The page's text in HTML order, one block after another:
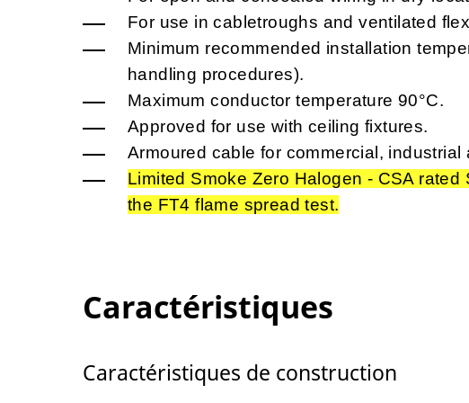
For use in cabletroughs and ventilated
Minimum recommended installation
handling procedures).
Maximum conductor temperature 90°C.
Approved for use with ceiling fixtures.
Armoured cable for commercial, industrial
Limited Smoke Zero Halogen - CSA
the FT4 flame spread test.
Caractéristiques
Caractéristiques de construction